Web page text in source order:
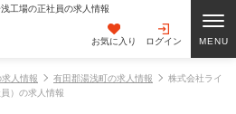
工場の正社員の求人情報
お気に入り ログイン
人情報 有田郡湯浅町の求人情報
株式会社ライ
）の求人情報